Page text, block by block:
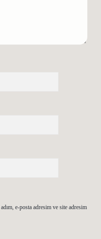
e-posta adresim ve site adresim